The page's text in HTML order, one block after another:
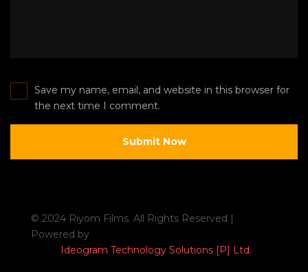
Save my name, email, and website in this browser for
the next time I comment.
© 2024 Riyom Films. All Rights Reserved |
Powered by
Ideogram Technology Solutions [P] Ltd.